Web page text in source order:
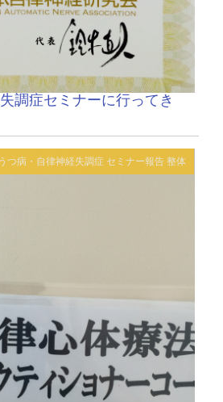
調症セミナーに行ってき
うつ病・自律神経失調症 セミナー報告 整体